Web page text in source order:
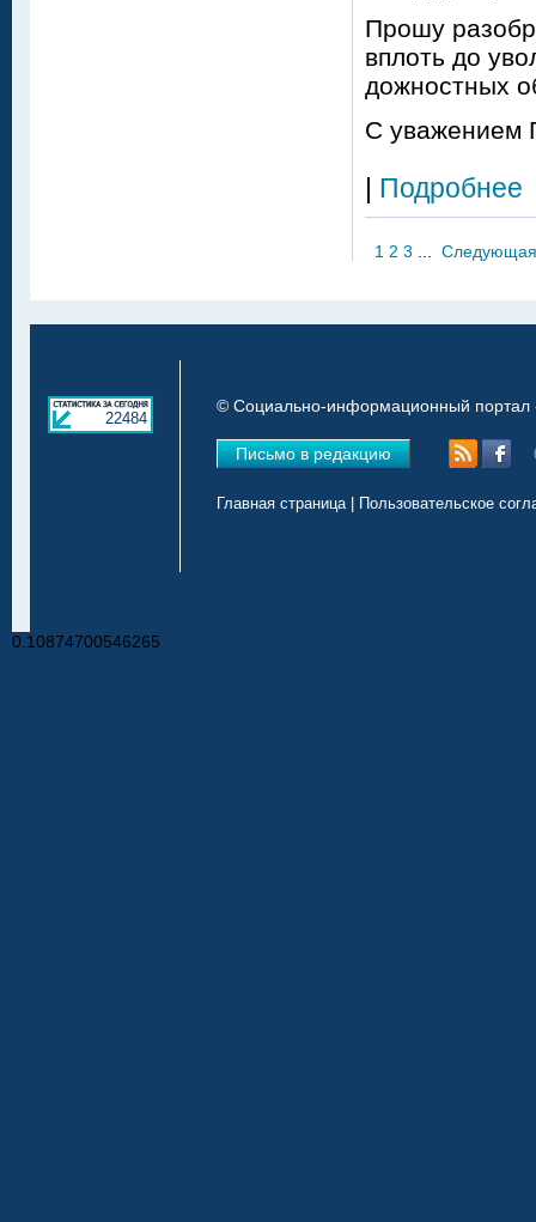
Прошу
вплоть до
дожностных
С уважением
| Подробнее
1 2 3 Следующая
22484
© Социально-информационный портал
Письмо в редакцию
Главная страница Пользовательское
0.10874700546265